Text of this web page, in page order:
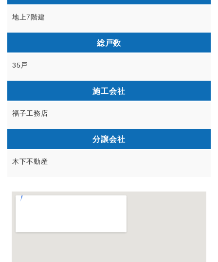
地上7階建
総戸数
35戸
施工会社
福子工務店
分譲会社
木下不動産